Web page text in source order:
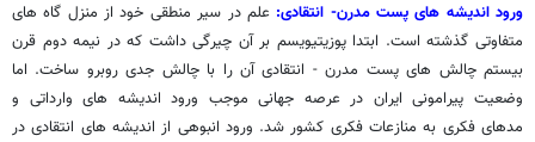
ورود اندیشه های پست مدرن- انتقادی: علم در سیر منطقی خود از منزل گاه های
متفاوتی گذشته است. ابتدا پوزیتیویسم بر آن چیرگی داشت که در نیمه دوم قرن
بیستم چالش های پست مدرن - انتقادی آن را با چالش جدی روبرو ساخت. اما
وضعیت پیرامونی ایران در عرصه جهانی موجب ورود اندیشه های وارداتی و
مدهای فکری به منازعات فکری کشور شد. ورود انبوهی از اندیشه های انتقادی در